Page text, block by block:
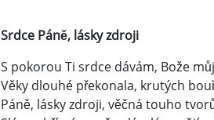
Srdce Páně, lásky zdroji
S pokorou Ti srdce dávám, Bože
Věky dlouhé překonala, krutých
Páně, lásky zdroji, věčná touho